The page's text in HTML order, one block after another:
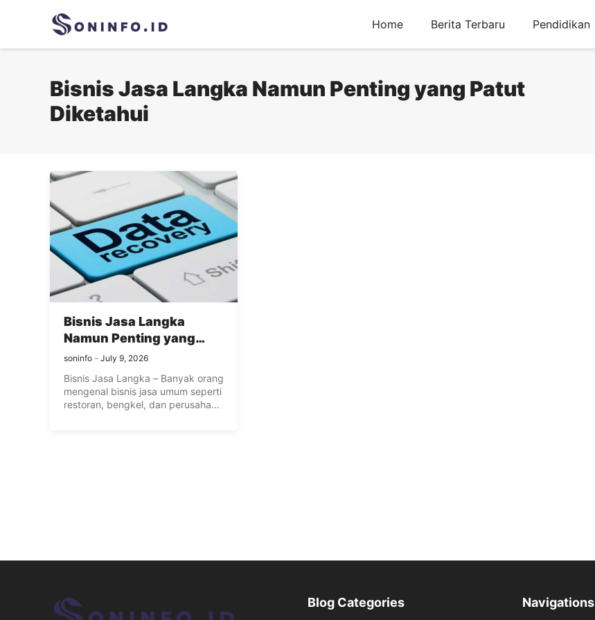
Home Berita Terbaru Pendidikan
Bisnis Jasa Langka Namun Penting yang Patut
Diketahui
Bisnis Jasa Langka
Namun Penting yang
Patut Diketahui
soninfo July 9, 2026
Bisnis Jasa Langka – Banyak orang
mengenal bisnis jasa umum seperti
restoran, bengkel, dan perusahaan
Blog Categories Navigations